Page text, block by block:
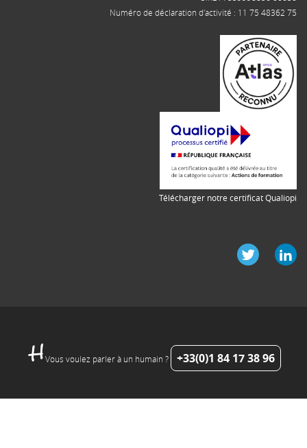
Numéro de déclaration d'activité : 11 75 48362 75
Télécharger notre certificat Qualiopi
Vous voulez parler à un humain ? +33(0)1 84 17 38 96